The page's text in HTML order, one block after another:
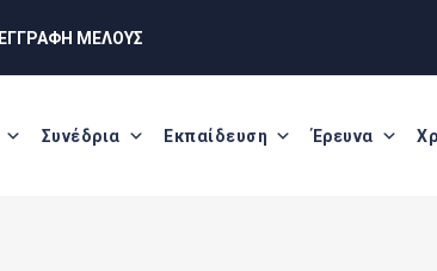
ΕΓΓΡΑΦΗ ΜΕΛΟΥΣ
Συνέδρια Εκπαίδευση Έρευνα